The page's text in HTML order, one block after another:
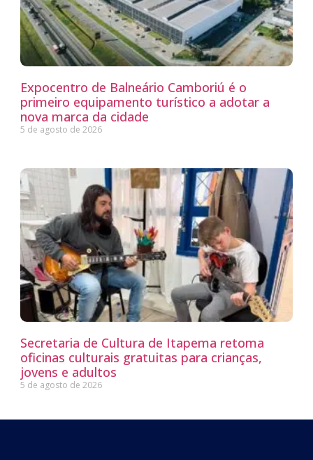
Expocentro de Balneário Camboriú é o
primeiro equipamento turístico a adotar a
nova marca da cidade
5 de agosto de 2026
Secretaria de Cultura de Itapema retoma
oficinas culturais gratuitas para crianças,
jovens e adultos
5 de agosto de 2026